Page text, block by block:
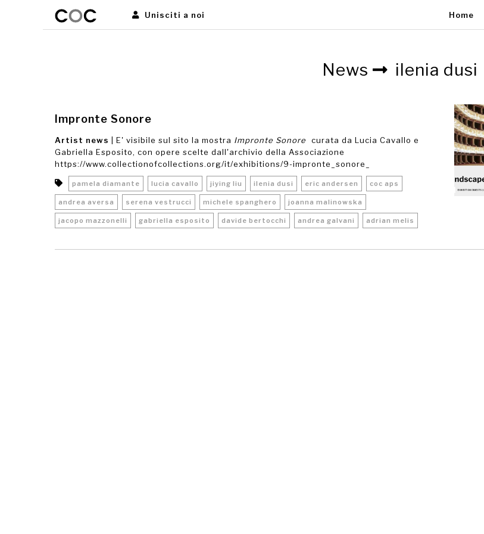
Unisciti a noi Home
News ilenia dusi
Impronte Sonore
Artist news | E' visibile sul sito la mostra Impronte Sonore
curata da Lucia Cavallo e
Gabriella Esposito, con opere scelte dall'archivio della Associazione
https://www.collectionofcollections.org/it/exhibitions/9-impronte_sonore_
pamela diamante lucia cavallo jiying liu ilenia dusi eric andersen coc aps
andrea aversa serena vestrucci michele spanghero joanna malinowska
jacopo mazzonelli gabriella esposito davide bertocchi andrea galvani adrian melis